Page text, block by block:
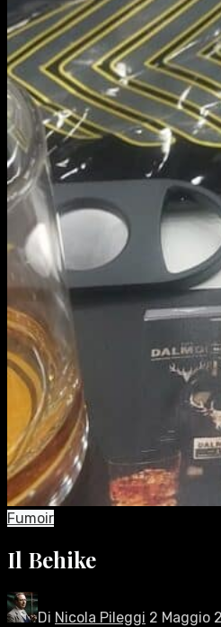
Fumoir
Il Behike
Di Nicola Pileggi 2 Maggio